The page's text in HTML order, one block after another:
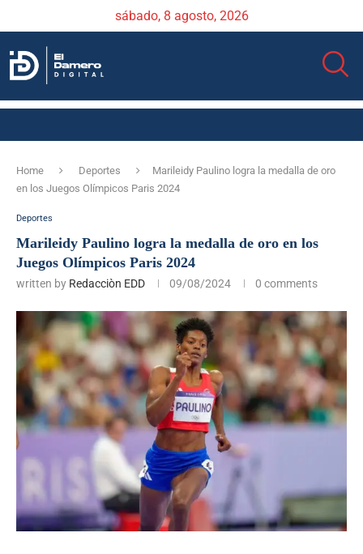
sábado, 8 agosto, 2026
Home Deportes
Marileidy Paulino logra la medalla de oro
en los Juegos Olímpicos Paris 2024
Deportes
Marileidy Paulino logra la medalla de oro en los
Juegos Olímpicos Paris 2024
written by Redacciòn EDD 09/08/2024 0 comments